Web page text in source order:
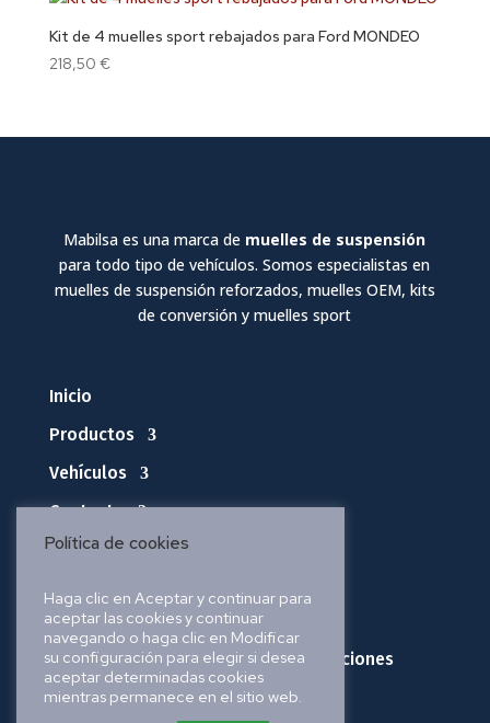
Kit de 4 muelles sport rebajados para Ford MONDEO
218,50 €
Mabilsa es una marca de muelles de suspensión
para todo tipo de vehículos. Somos especialistas en
muelles de suspensión reforzados, muelles OEM, kits
de conversión y muelles sport
Inicio
Productos
Vehículos
Contacto
Política de cookies
Política de envíos, pedidos y devoluciones
Aviso legal
Política de cookies
Haga clic en Aceptar y continuar para
aceptar las cookies y continuar
navegando o haga clic en Modificar
su configuración para elegir si desea
aceptar determinadas cookies
mientras permanece en el sitio web.